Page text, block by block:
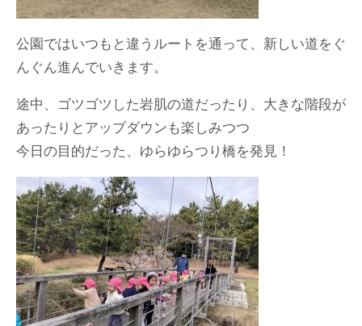
公園ではいつもと違うルートを通って、新しい道をぐ
んぐん進んでいきます。
途中、ゴツゴツした岩肌の道だったり、大きな階段が
あったりとアップダウンも楽しみつつ
今日の目的だった、ゆらゆらつり橋を発見！